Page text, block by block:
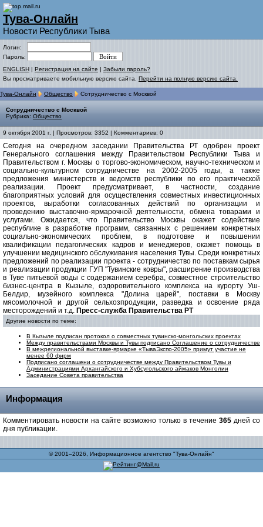
Тува-Онлайн
Новости Республики Тыва
Логин:
Пароль:
ENGLISH | Регистрация на сайте | Забыли пароль?
Вы просматриваете мобильную версию сайта. Перейти на полную версию сайта.
Тува-Онлайн Общество Сотрудничество с Москвой
Сотрудничество с Москвой
Рубрика: Общество
9 октября 2001 г. | Просмотров: 3352 | Комментариев: 0
Сегодня на очередном заседании Правительства РТ одобрен проект
Генерального соглашения между Правительством Республики Тыва и
Правительством г. Москвы о торгово-экономическом, научно-техническом и
социально-культурном сотрудничестве на 2002-2005 годы, а также
предложения министерств и ведомств республики по его практической
реализации. Проект предусматривает, в частности, создание
благоприятных условий для осуществления совместных инвестиционных
проектов, выработки согласованных действий по организации и
проведению выставочно-ярмарочной деятельности, обмена товарами и
услугами. Ожидается, что Правительство Москвы окажет содействие
республике в разработке программ, связанных с решением конкретных
социально-экономических проблем, в подготовке и повышении
квалификации педагогических кадров и менеджеров, окажет помощь в
улучшении медицинского обслуживания населения Тувы. Среди конкретных
предложений по реализации проекта - сотрудничество по поставкам сырья
и реализации продукции ГУП "Тувинские ковры", расширение производства
в Туве питьевой воды с содержанием серебра, совместное строительство
бизнес-центра в Кызыле, оздоровительного комплекса на курорту Уш-
Белдир, музейного комплекса "Долина царей", поставки в Москву
мясомолочной и другой сельхозпродукции, разведка и освоение ряда
месторождений и т.д. Пресс-служба Правительства РТ
Другие новости по теме:
В Кызыле подписан протокол о совместных тувинско-монгольских проектах
Между правительствами Москвы и Тувы подписано Соглашение о сотрудничестве
В межрегиональной выставке-ярмарке «ТываЭкспо-2005» примут участие не
менее 60 фирм
Подписано соглашени о сотрудничестве между Правительством Тувы и
Администрациями Архангайского и Хубсугольского аймаков Монголии
Заседание Совета правительства
Информация
Комментировать новости на сайте возможно только в течение 365 дней со
дня публикации.
© 2001–2026, Информационное агентство "Тува-Онлайн"